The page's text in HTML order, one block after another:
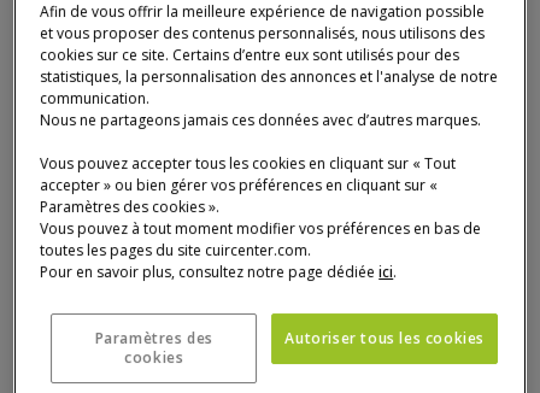
Afin de vous offrir la meilleure expérience de navigation possible
et vous proposer des contenus personnalisés, nous utilisons des
cookies sur ce site. Certains d’entre eux sont utilisés pour des
statistiques, la personnalisation des annonces et l'analyse de notre
communication.
Nous ne partageons jamais ces données avec d’autres marques.
Vous pouvez accepter tous les cookies en cliquant sur « Tout
accepter » ou bien gérer vos préférences en cliquant sur «
Paramètres des cookies ».
Vous pouvez à tout moment modifier vos préférences en bas de
toutes les pages du site cuircenter.com.
Pour en savoir plus, consultez notre page dédiéeici.
Paramètres des
cookies
Autoriser tous les cookies